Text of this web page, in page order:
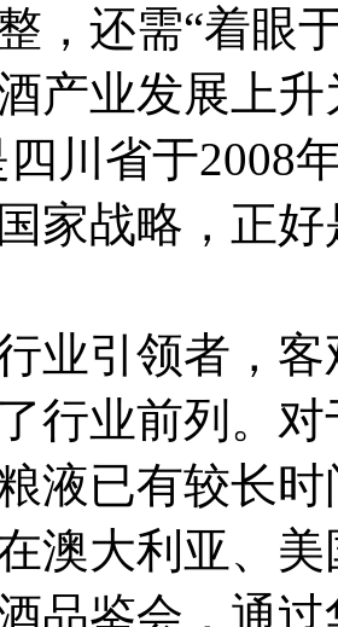
，还需“着眼
产业发展上
四川省于2008
家战略，正
引领者，客
行业前列。
液已有较长
澳大利亚、
品鉴会，通